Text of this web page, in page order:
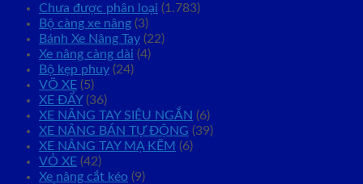
Chưa được phân loại (1.783)
Bộ càng xe nâng (3)
Bánh Xe Nâng Tay (22)
Xe nâng càng dài (4)
Bộ kẹp phuy (24)
VÕ XE (5)
XE ĐẨY(36)
XE NÂNG TAY SIÊU NGẮN (6)
XE NÂNG BÁN TỰ ĐỘNG (39)
XE NÂNG TAY MẠ KẼM (6)
VỎ XE (42)
Xe nâng cắt kéo (9)